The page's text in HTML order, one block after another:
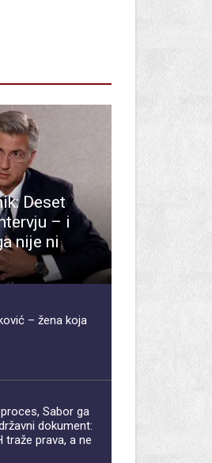
Deset
– i
nije ni
– žena koja
Sabor ga
dokument:
traže prava, a ne